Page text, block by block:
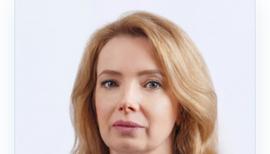
Для точной диагностики нужны
нагрузочные тесты и визуализация коронарных